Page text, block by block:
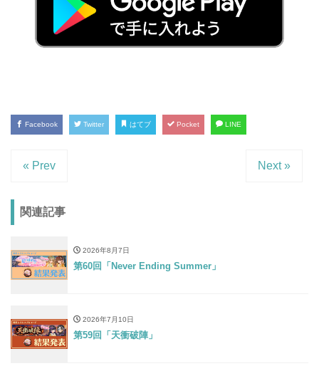
Facebook Twitter はてブ Pocket LINE
« Prev Next »
関連記事
2026年8月7日
第60回「Never Ending Summer」
2026年7月10日
第59回「天衝破陣」